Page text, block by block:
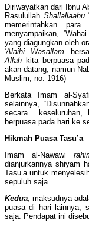
Diriwayatkan dari Ibnu
Rasulullah Shallallaahu
memerintahkan
menyampaikan,
yang diagungkan oleh
'Alaihi Wasallam
Allah kita berpuasa
akan datang, namun
Muslim, no. 1916)
Berkata Imam al-
selainnya,
secara keseluruhan,
berpuasa pada hari ke
Hikmah Puasa Tasu’a
Imam al-Nawawi
dianjurkannya shiyam
Tasu’a untuk
sepuluh saja.
Kedua, maksudnya
puasa di hari lainnya,
saja. Pendapat ini